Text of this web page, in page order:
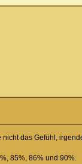
das Gefühl,
85%, 86% und 90%.